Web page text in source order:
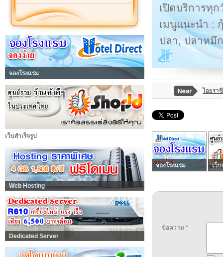
จองโรงแรม
เว็บสำเร็จรูป
Web Hosting
Dedicated Server
เปิดบริการทุ
เมนูแนะนำ :
ปลา, ปลาหมึ
ไอยรา
จองโรงแรม เว็บ
ข้อความ *